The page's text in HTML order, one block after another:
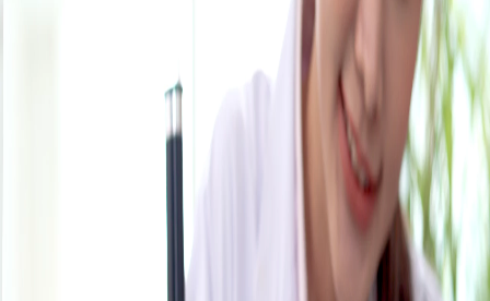
SOLICITE INFORMAÇÕES
LOGIN